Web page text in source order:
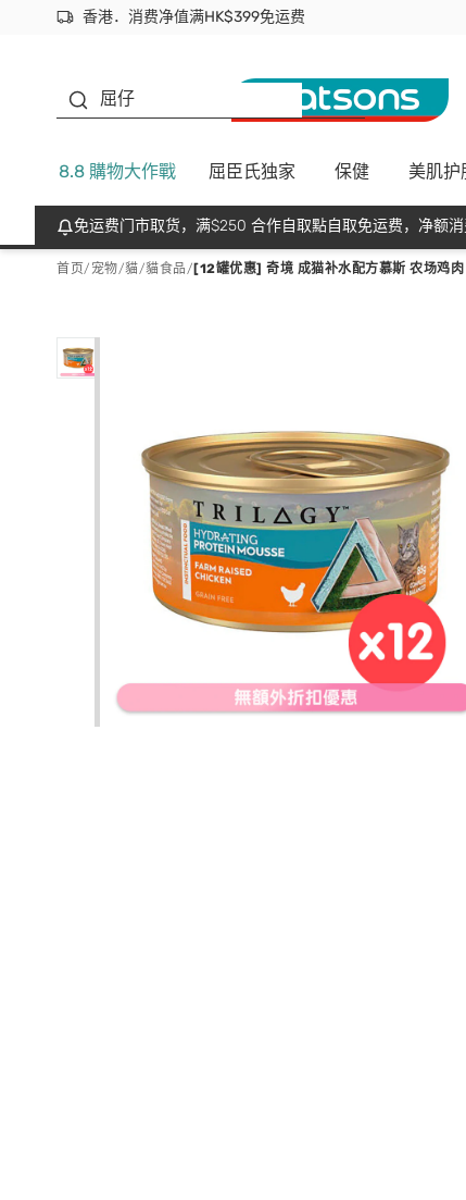
香港．消费净值满HK$399免运费
立即成为易赏钱会员尽享独家优惠
首次APP下单买满$450 输入 NEWAPP 即减$50
屈仔
8.8 購物大作戰 屈臣氏独家 保健 美肌护
免运费门市取货，满$250 合作自取點自取免运费，净额消
首页/ 宠物/貓/貓食品/ [12罐优惠] 奇境 成猫补水配方慕斯 农场鸡